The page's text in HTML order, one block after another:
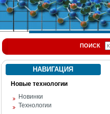
ПОИСК
НАВИГАЦИЯ
Новые технологии
Новинки
Технологии